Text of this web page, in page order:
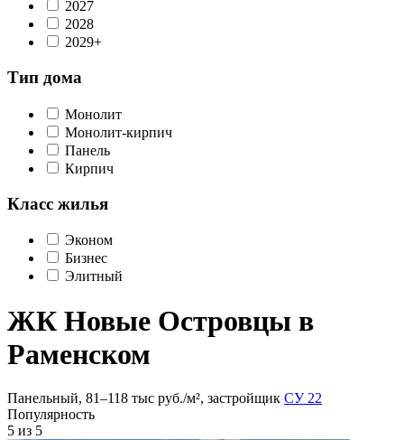
2027
2028
2029+
Тип дома
Монолит
Монолит-кирпич
Панель
Кирпич
Класс жилья
Эконом
Бизнес
Элитный
ЖК Новые Островцы в
Раменском
Панельный, 81‒118 тыс руб./м², застройщик СУ 22
Популярность
5 из 5